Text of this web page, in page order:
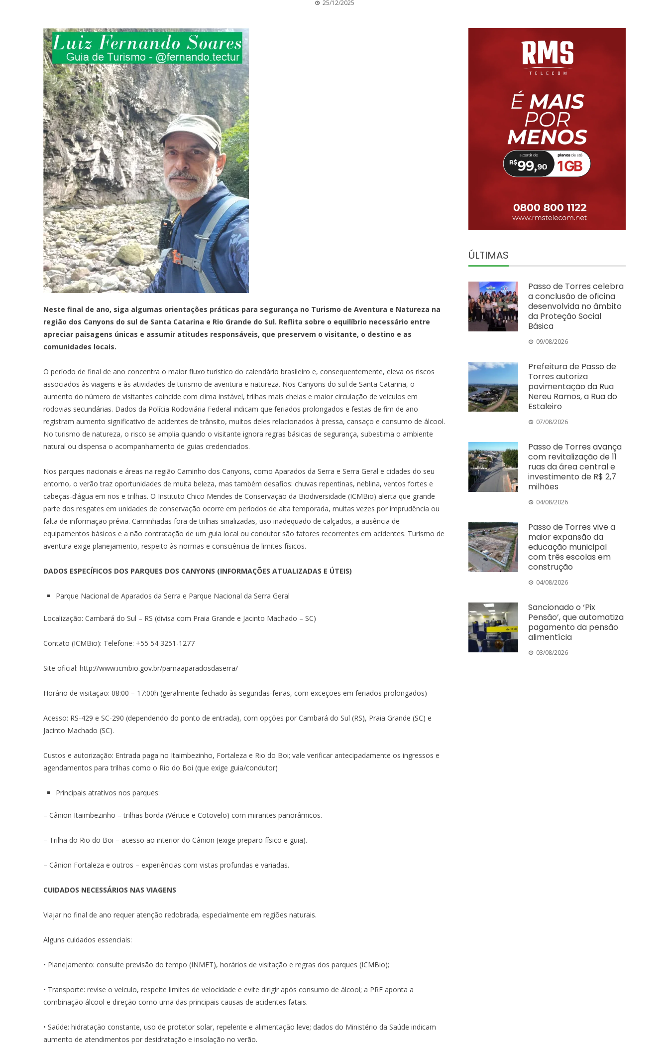
25/12/2025
Neste final de ano, siga algumas orientações práticas para segurança no Turismo de Aventura e Natureza na
região dos Canyons do sul de Santa Catarina e Rio Grande do Sul. Reflita sobre o equilíbrio necessário entre
apreciar paisagens únicas e assumir atitudes responsáveis, que preservem o visitante, o destino e as
comunidades locais.
O período de final de ano concentra o maior fluxo turístico do calendário brasileiro e, consequentemente, eleva os riscos
associados às viagens e às atividades de turismo de aventura e natureza. Nos Canyons do sul de Santa Catarina, o
aumento do número de visitantes coincide com clima instável, trilhas mais cheias e maior circulação de veículos em
rodovias secundárias. Dados da Polícia Rodoviária Federal indicam que feriados prolongados e festas de fim de ano
registram aumento significativo de acidentes de trânsito, muitos deles relacionados à pressa, cansaço e consumo de álcool.
No turismo de natureza, o risco se amplia quando o visitante ignora regras básicas de segurança, subestima o ambiente
natural ou dispensa o acompanhamento de guias credenciados.
Nos parques nacionais e áreas na região Caminho dos Canyons, como Aparados da Serra e Serra Geral e cidades do seu
entorno, o verão traz oportunidades de muita beleza, mas também desafios: chuvas repentinas, neblina, ventos fortes e
cabeças-d’água em rios e trilhas. O Instituto Chico Mendes de Conservação da Biodiversidade (ICMBio) alerta que grande
parte dos resgates em unidades de conservação ocorre em períodos de alta temporada, muitas vezes por imprudência ou
falta de informação prévia. Caminhadas fora de trilhas sinalizadas, uso inadequado de calçados, a ausência de
equipamentos básicos e a não contratação de um guia local ou condutor são fatores recorrentes em acidentes. Turismo de
aventura exige planejamento, respeito às normas e consciência de limites físicos.
DADOS ESPECÍFICOS DOS PARQUES DOS CANYONS (INFORMAÇÕES ATUALIZADAS E ÚTEIS)
Parque Nacional de Aparados da Serra e Parque Nacional da Serra Geral
Localização: Cambará do Sul – RS (divisa com Praia Grande e Jacinto Machado – SC)
Contato (ICMBio): Telefone: +55 54 3251-1277
Site oficial: http://www.icmbio.gov.br/parnaaparadosdaserra/
Horário de visitação: 08:00 – 17:00h (geralmente fechado às segundas-feiras, com exceções em feriados prolongados)
Acesso: RS-429 e SC-290 (dependendo do ponto de entrada), com opções por Cambará do Sul (RS), Praia Grande (SC) e
Jacinto Machado (SC).
Custos e autorização: Entrada paga no Itaimbezinho, Fortaleza e Rio do Boi; vale verificar antecipadamente os ingressos e
agendamentos para trilhas como o Rio do Boi (que exige guia/condutor)
Principais atrativos nos parques:
– Cânion Itaimbezinho – trilhas borda (Vértice e Cotovelo) com mirantes panorâmicos.
– Trilha do Rio do Boi – acesso ao interior do Cânion (exige preparo físico e guia).
– Cânion Fortaleza e outros – experiências com vistas profundas e variadas.
CUIDADOS NECESSÁRIOS NAS VIAGENS
Viajar no final de ano requer atenção redobrada, especialmente em regiões naturais.
Alguns cuidados essenciais:
• Planejamento: consulte previsão do tempo (INMET), horários de visitação e regras dos parques (ICMBio);
• Transporte: revise o veículo, respeite limites de velocidade e evite dirigir após consumo de álcool; a PRF aponta a
combinação álcool e direção como uma das principais causas de acidentes fatais.
• Saúde: hidratação constante, uso de protetor solar, repelente e alimentação leve; dados do Ministério da Saúde indicam
aumento de atendimentos por desidratação e insolação no verão.
ÚLTIMAS
Passo de Torres celebra
a conclusão de oficina
desenvolvida no âmbito
da Proteção Social
Básica
09/08/2026
Prefeitura de Passo de
Torres autoriza
pavimentação da Rua
Nereu Ramos, a Rua do
Estaleiro
07/08/2026
Passo de Torres avança
com revitalização de 11
ruas da área central e
investimento de R$ 2,7
milhões
04/08/2026
Passo de Torres vive a
maior expansão da
educação municipal
com três escolas em
construção
04/08/2026
Sancionado o ‘Pix
Pensão’, que automatiza
pagamento da pensão
alimentícia
03/08/2026